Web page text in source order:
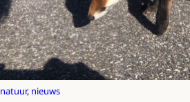
natuur, nieuws